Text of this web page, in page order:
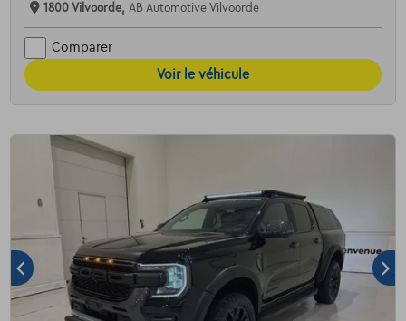
1800 Vilvoorde, AB Automotive Vilvoorde
Comparer
Voir le véhicule